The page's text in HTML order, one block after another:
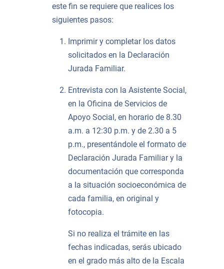
este fin se requiere que realices los
siguientes pasos:
Imprimir y completar los datos
solicitados en la Declaración
Jurada Familiar.
Entrevista con la Asistente Social,
en la Oficina de Servicios de
Apoyo Social, en horario de 8.30
a.m. a 12:30 p.m. y de 2.30 a 5
p.m., presentándole el formato de
Declaración Jurada Familiar y la
documentación que corresponda
a la situación socioeconómica de
cada familia, en original y
fotocopia.
Si no realiza el trámite en las
fechas indicadas, serás ubicado
en el grado más alto de la Escala